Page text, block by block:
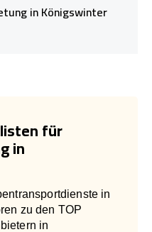
in Königswinter
für
in
in
zu den TOP
in